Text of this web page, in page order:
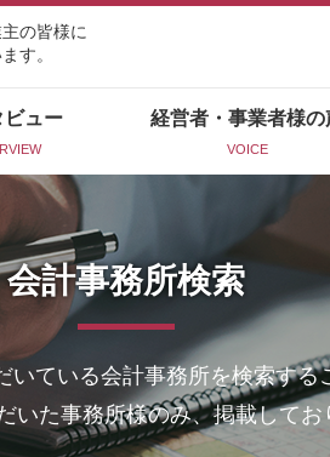
の皆様に
す。
ビュー 経営者・事業者様の
VOICE
会計事務所検索
いている会計事務所を検索する
いた事務所様のみ、掲載してお